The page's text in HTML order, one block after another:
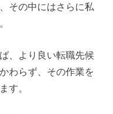
その中にはさらに私
、より良い転職先候
わらず、その作業を
す。